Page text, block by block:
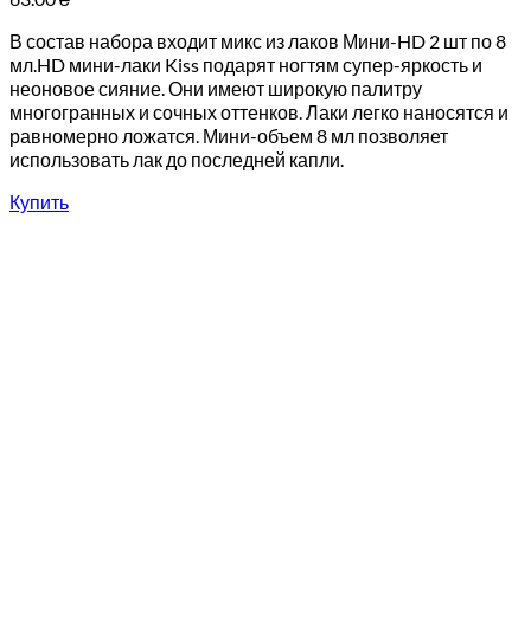
В состав набора входит микс из лаков Мини-HD 2 шт по 8
мл.HD мини-лаки Kiss подарят ногтям супер-яркость и
неоновое сияние. Они имеют широкую палитру
многогранных и сочных оттенков. Лаки легко наносятся и
равномерно ложатся. Мини-объем 8 мл позволяет
использовать лак до последней капли.
Купить